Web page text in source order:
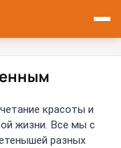
красоты и
жизни. Все мы с
разных